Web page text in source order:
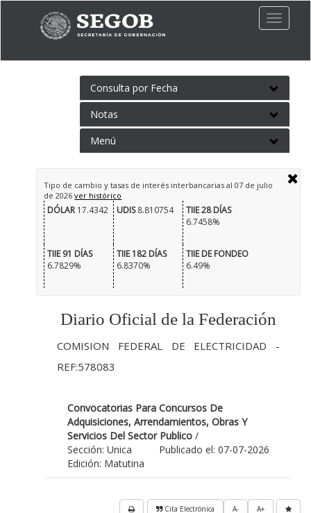
Toggle
Consulta por Fecha
Notas
Menú
Tipo de cambio y tasas de interés interbancarias al 07 de julio
de 2026ver histórico
DÓLAR17.4342 UDIS8.810754
TIIE 28 DÍAS
6.7458%
TIIE 91 DÍAS
6.7829%
TIIE 182 DÍAS
6.8370%
TIIE DE FONDEO
6.49%
Diario Oficial de la Federación
COMISION FEDERAL DE ELECTRICIDAD -
REF:578083
Convocatorias Para Concursos De
Adquisiciones, Arrendamientos, Obras Y
Servicios Del Sector Publico /
Publicado el: 07-07-2026
Sección: Unica
Edición: Matutina
A+
A-
Cita Electrónica